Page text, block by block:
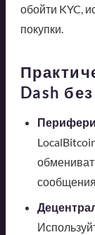
обойти KYC,
покупки.
Dash без